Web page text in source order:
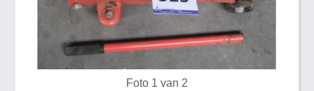
Foto 1 van 2